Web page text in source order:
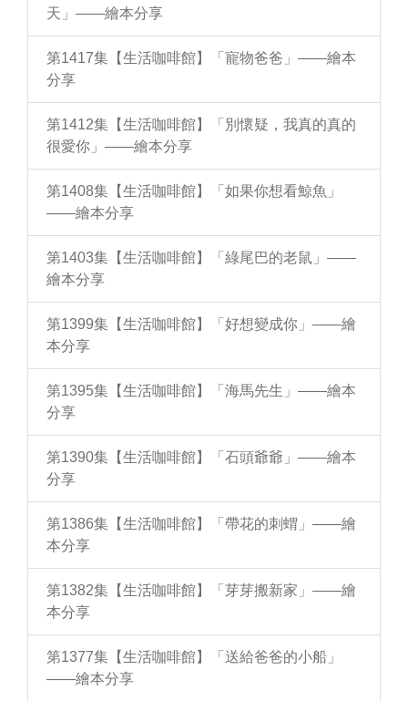
天」——繪本分享
第1417集【生活咖啡館】「寵物爸爸」——繪本
分享
第1412集【生活咖啡館】「別懷疑，我真的真的
很愛你」——繪本分享
第1408集【生活咖啡館】「如果你想看鯨魚」
——繪本分享
第1403集【生活咖啡館】「綠尾巴的老鼠」——
繪本分享
第1399集【生活咖啡館】「好想變成你」——繪
本分享
第1395集【生活咖啡館】「海馬先生」——繪本
分享
第1390集【生活咖啡館】「石頭爺爺」——繪本
分享
第1386集【生活咖啡館】「帶花的刺蝟」——繪
本分享
第1382集【生活咖啡館】「芽芽搬新家」——繪
本分享
第1377集【生活咖啡館】「送給爸爸的小船」
——繪本分享